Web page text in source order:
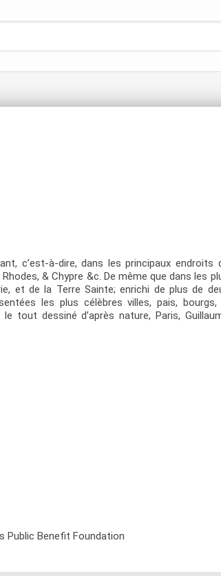
c’est-à-dire, dans les principaux endroits
& Chypre &c. De même que dans les
et de la Terre Sainte; enrichi de plus de
les plus célèbres villes, pais, bourgs,
tout dessiné d’après nature, Paris,
Public Benefit Foundation